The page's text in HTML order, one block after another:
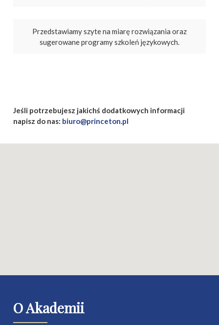
Przedstawiamy szyte na miarę rozwiązania oraz
sugerowane programy szkoleń językowych.
Jeśli potrzebujesz jakichś dodatkowych informacji
napisz do nas: biuro@princeton.pl
O Akademii